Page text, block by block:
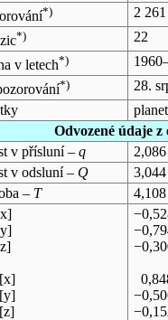
*)
2 261
*)
22
v letech*)
*)
28.
Odvozené údaje
v přísluní –q
v odsluní – Q
– T